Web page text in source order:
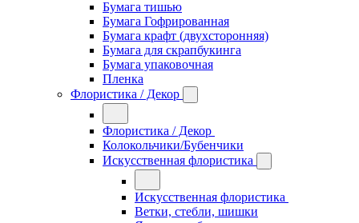
Бумага тишью
Бумага Гофрированная
Бумага крафт (двухсторонняя)
Бумага для скрапбукинга
Бумага упаковочная
Пленка
Флористика / Декор
Флористика / Декор
Колокольчики/Бубенчики
Искусственная флористика
Искусственная флористика
Ветки, стебли, шишки